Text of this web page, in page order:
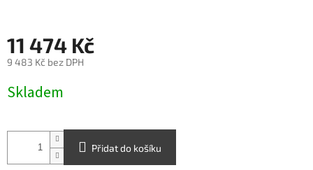
11 474 Kč
9 483 Kč bez DPH
cena:
Skladem
Přidat do košíku